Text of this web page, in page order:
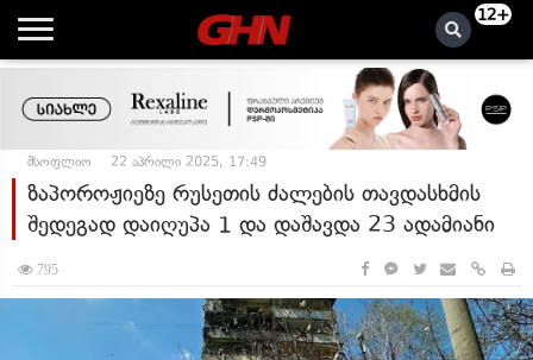
12+
მსოფლიო 22 აპრილი 2025, 17:49
ზაპოროჟიეზე რუსეთის ძალების თავდასხმის
შედეგად დაიღუპა 1 და დაშავდა 23 ადამიანი
795